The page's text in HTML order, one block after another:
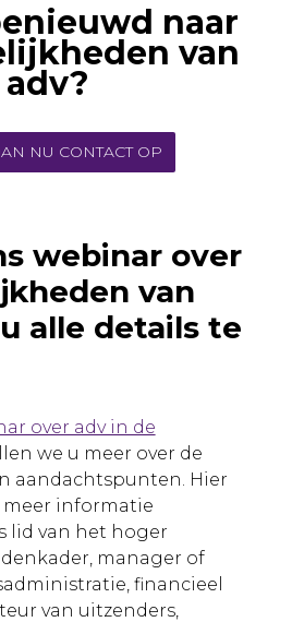
naar
van
adv?
NU CONTACT OP
webinar over
van
alle details te
over adv in de
we u meer over de
aandachtspunten. Hier
meer informatie
lid van het hoger
manager of
financieel
van uitzenders,